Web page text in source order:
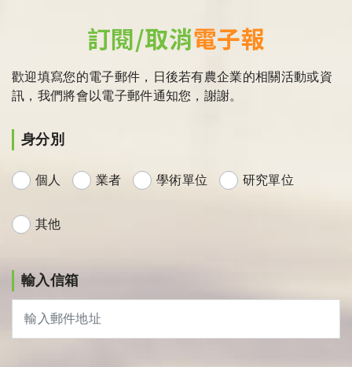
訂閱/取消電子報
歡迎填寫您的電子郵件，日後若有農企業的相關活動或資
訊，我們將會以電子郵件通知您，謝謝。
身分別
個人 業者 學術單位 研究單位
其他
輸入信箱